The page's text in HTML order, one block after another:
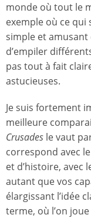
monde où tout le
exemple où ce
simple et
d’empiler
pas tout à fait
astucieuses.
Je suis fortement
meilleure
Crusades le vaut
correspond avec
et d’histoire, avec
autant que vos
élargissant l’idée
terme, où l’on